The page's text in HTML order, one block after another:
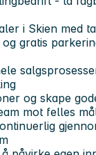
i Skien med
og gratis
og skape
mot felles